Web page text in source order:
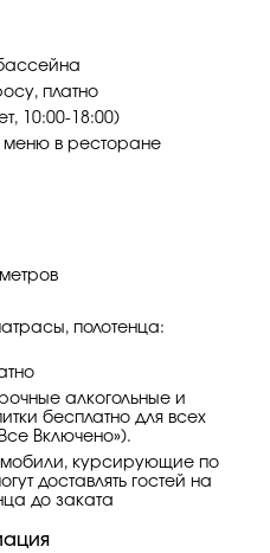
платно
10:00-18:00)
меню в ресторане
полотенца:
алкогольные и
бесплатно для всех
Включено»).
курсирующие по
доставлять гостей на
до заката